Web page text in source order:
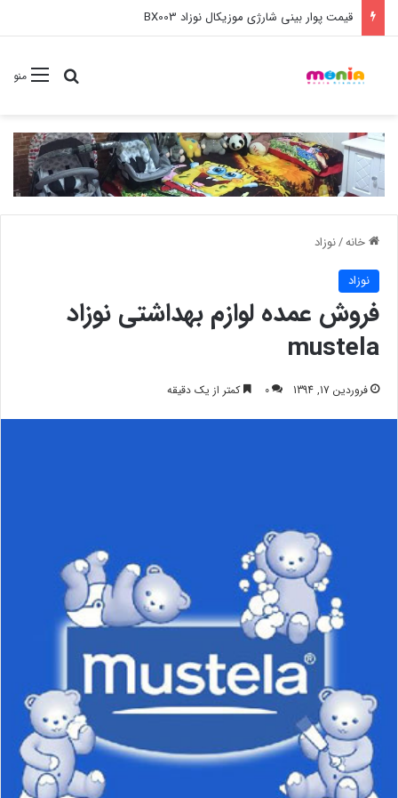
خرید عمده ست مانیکور نوزاد خارجی
منوجستجو
خانه/نوزاد
نوزاد
فروش عمده لوازم بهداشتی نوزاد
mustela
فروردین 17, 1394 0 کمتر از یک دقیقه